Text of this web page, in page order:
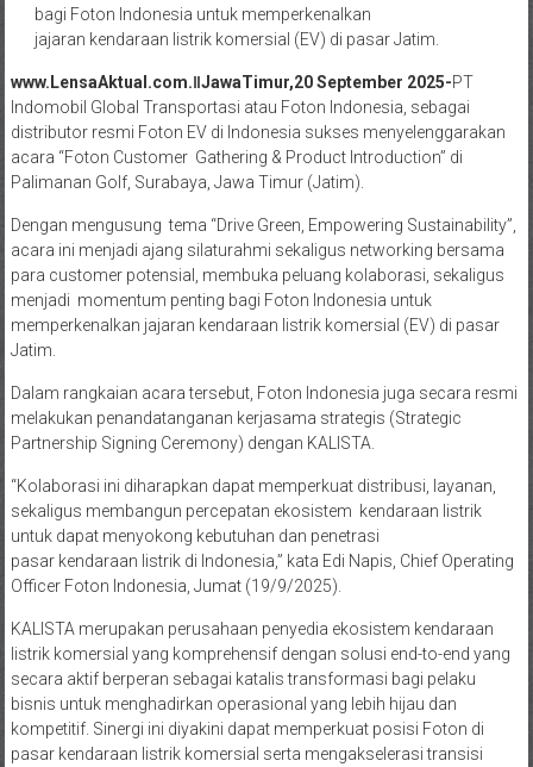
bagi Foton Indonesia untuk memperkenalkan
jajaran kendaraan listrik komersial (EV) di pasar Jatim.
www.LensaAktual.com.ǁJawaTimur,20 September 2025-PT
Indomobil Global Transportasi atau Foton Indonesia, sebagai
distributor resmi Foton EV di Indonesia sukses menyelenggarakan
acara “Foton Customer Gathering & Product Introduction” di
Palimanan Golf, Surabaya, Jawa Timur (Jatim).
Dengan mengusung tema “Drive Green, Empowering Sustainability”,
acara ini menjadi ajang silaturahmi sekaligus networking bersama
para customer potensial, membuka peluang kolaborasi, sekaligus
menjadi momentum penting bagi Foton Indonesia untuk
memperkenalkan jajaran kendaraan listrik komersial (EV) di pasar
Jatim.
Dalam rangkaian acara tersebut, Foton Indonesia juga secara resmi
melakukan penandatanganan kerjasama strategis (Strategic
Partnership Signing Ceremony) dengan KALISTA.
“Kolaborasi ini diharapkan dapat memperkuat distribusi, layanan,
sekaligus membangun percepatan ekosistem kendaraan listrik
untuk dapat menyokong kebutuhan dan penetrasi
pasar kendaraan listrik di Indonesia,” kata Edi Napis, Chief Operating
Officer Foton Indonesia, Jumat (19/9/2025).
KALISTA merupakan perusahaan penyedia ekosistem kendaraan
listrik komersial yang komprehensif dengan solusi end-to-end yang
secara aktif berperan sebagai katalis transformasi bagi pelaku
bisnis untuk menghadirkan operasional yang lebih hijau dan
kompetitif. Sinergi ini diyakini dapat memperkuat posisi Foton di
pasar kendaraan listrik komersial serta mengakselerasi transisi